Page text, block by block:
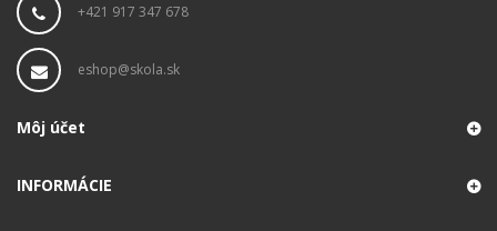
+421 917 347 678
eshop@skola.sk
Môj účet
INFORMÁCIE